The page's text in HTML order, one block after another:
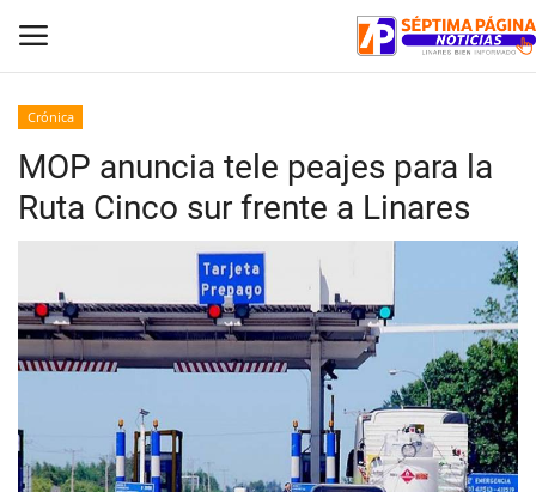
Inicio
Crónica
Tribunales
Política
Crónica
MOP anuncia tele peajes para la
Ruta Cinco sur frente a Linares